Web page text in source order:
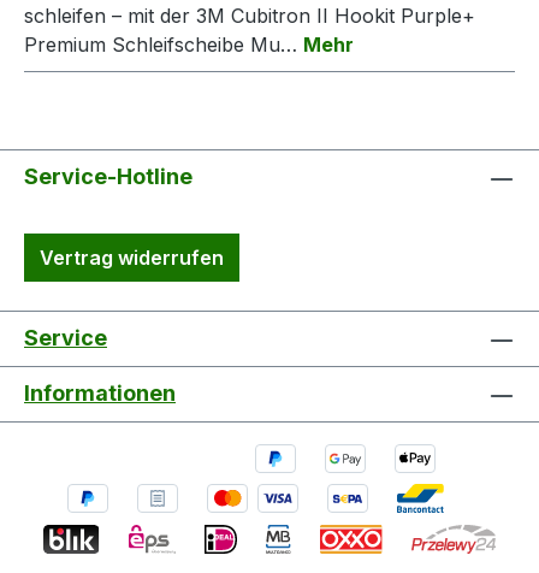
schleifen – mit der 3M Cubitron II Hookit Purple+
Premium Schleifscheibe Mu… Mehr
Service-Hotline
Vertrag widerrufen
Service
Informationen